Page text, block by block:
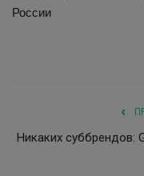
России
Никаких суббрендов: